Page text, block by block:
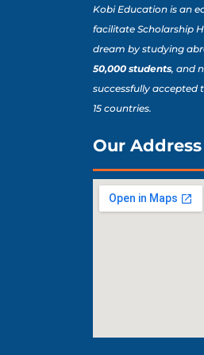
Kobi Education is an
facilitate Scholarship
dream by studying
50,000 students, and
successfully accepted
15 countries.
Our Address